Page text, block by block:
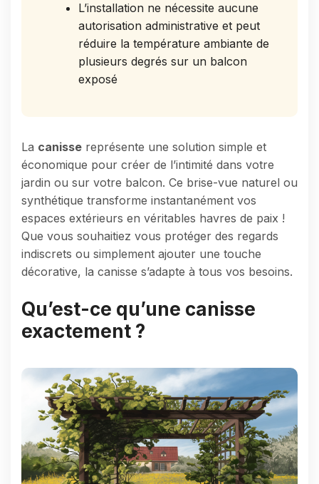
L’installation ne nécessite aucune
autorisation administrative et peut
réduire la température ambiante de
plusieurs degrés sur un balcon
exposé
La canisse représente une solution simple et
économique pour créer de l’intimité dans votre
jardin ou sur votre balcon. Ce brise-vue naturel ou
synthétique transforme instantanément vos
espaces extérieurs en véritables havres de paix !
Que vous souhaitiez vous protéger des regards
indiscrets ou simplement ajouter une touche
décorative, la canisse s’adapte à tous vos besoins.
Qu’est-ce qu’une canisse
exactement ?